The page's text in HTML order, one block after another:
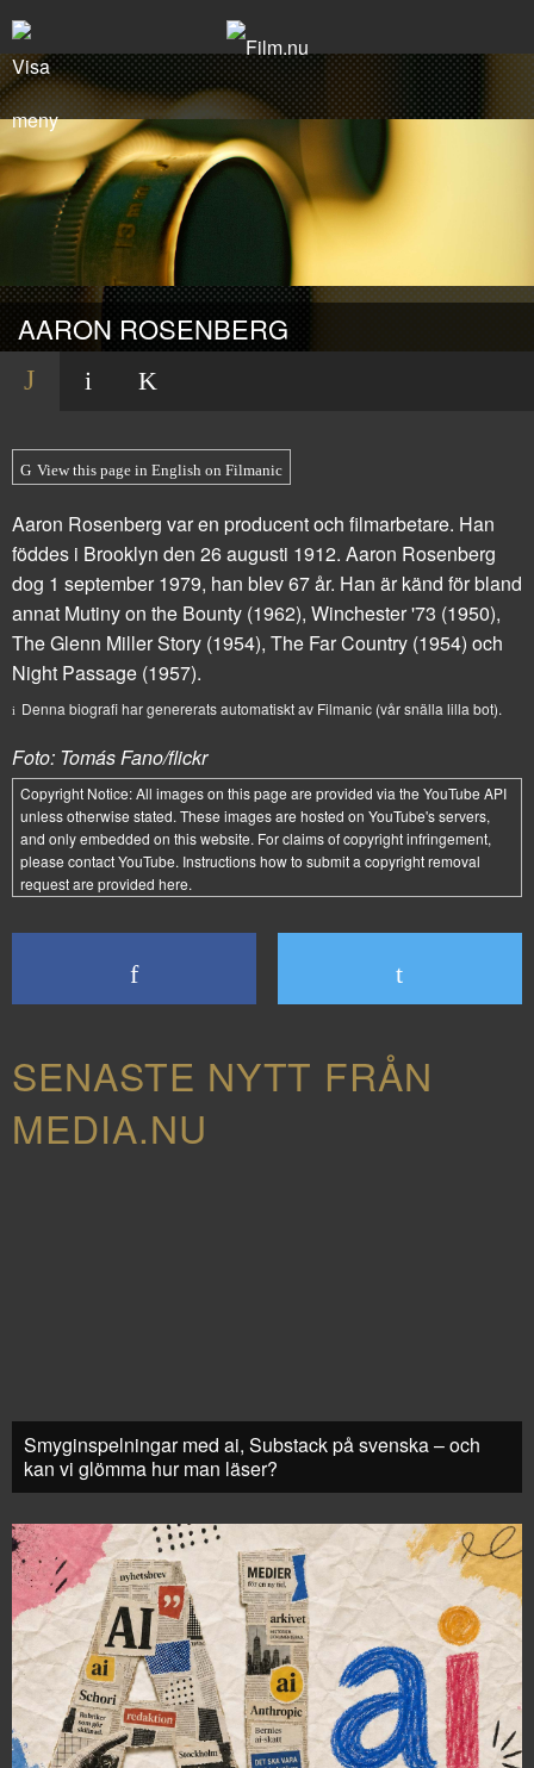
AARON ROSENBERG
View this page in English on Filmanic
Aaron Rosenberg var en producent och filmarbetare. Han
föddes i Brooklyn den 26 augusti 1912. Aaron Rosenberg
dog 1 september 1979, han blev 67 år. Han är känd för bland
annat Mutiny on the Bounty (1962), Winchester '73 (1950),
The Glenn Miller Story (1954), The Far Country (1954) och
Night Passage (1957).
Denna biografi har genererats automatiskt av Filmanic (vår snälla lilla bot).
Foto: Tomás Fano/flickr
Copyright Notice:All images on this page are provided via the YouTube API
unless otherwise stated. These images are hosted on YouTube's servers,
and only embedded on this website. For claims of copyright infringement,
please contact YouTube. Instructions how to submit a copyright removal
request are provided here.
SENASTE NYTT FRÅN
MEDIA.NU
Smyginspelningar med ai, Substack på svenska – och
kan vi glömma hur man läser?